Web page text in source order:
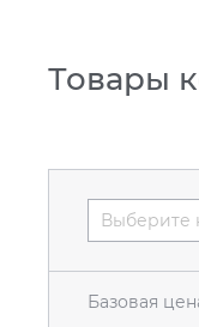
Товары
Выберите
Базовая